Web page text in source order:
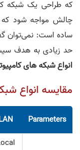
که طراحی یک شبکه
چالش مواجه شود
ساده است: نمی‌توان
حد زیادی به هدف
انواع شبکههای
مقایسه انواع
Parameters